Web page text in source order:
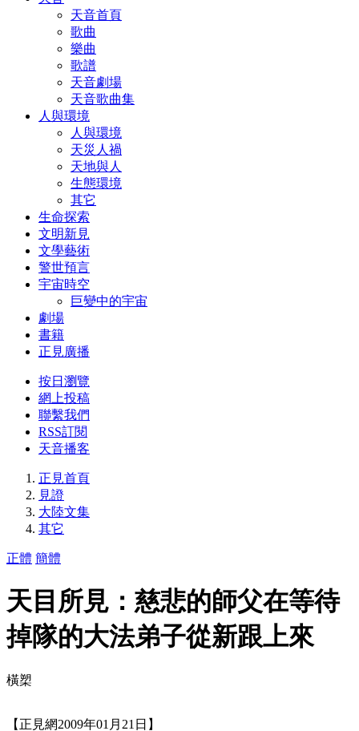
天音首頁
歌曲
樂曲
歌譜
天音劇場
天音歌曲集
人與環境
人與環境
天災人禍
天地與人
生態環境
其它
生命探索
文明新見
文學藝術
警世預言
宇宙時空
巨變中的宇宙
劇場
書籍
正見廣播
按日瀏覽
網上投稿
聯繫我們
RSS訂閱
天音播客
正見首頁
見證
大陸文集
其它
正體 簡體
天目所見：慈悲的師父在等待
掉隊的大法弟子從新跟上來
橫槊
【正見網2009年01月21日】